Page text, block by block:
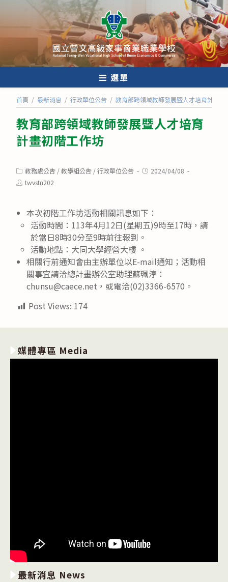
內
選單
首頁 / 最新消息 / 行政單位公告 / 教育部跨領域教師發展暨人才培育計畫初
教育部跨領域教師發展暨人才培育
計畫初階工作坊
Post
category:
教務處公告 /教學組公告 /行政單位公告
Post2024/04/08
Posttwvstn202
本次初階工作坊活動相關訊息如下：
活動時間：113年4月12日(星期五)9時至17時，請
於當日8時30分至9時前往報到。
活動地點：大同大學經營大樓 。
相關行前通知會由主辦單位以E-mail通知；活動相
關事宜請洽總計畫辦公室助理蘇珮淳：
chunsu@caece.net，或電洽(02)3366-6570。
Post Views: 174
媒體專區 Media
最新消息 News